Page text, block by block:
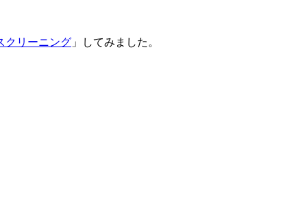
クリーニング 」してみました。